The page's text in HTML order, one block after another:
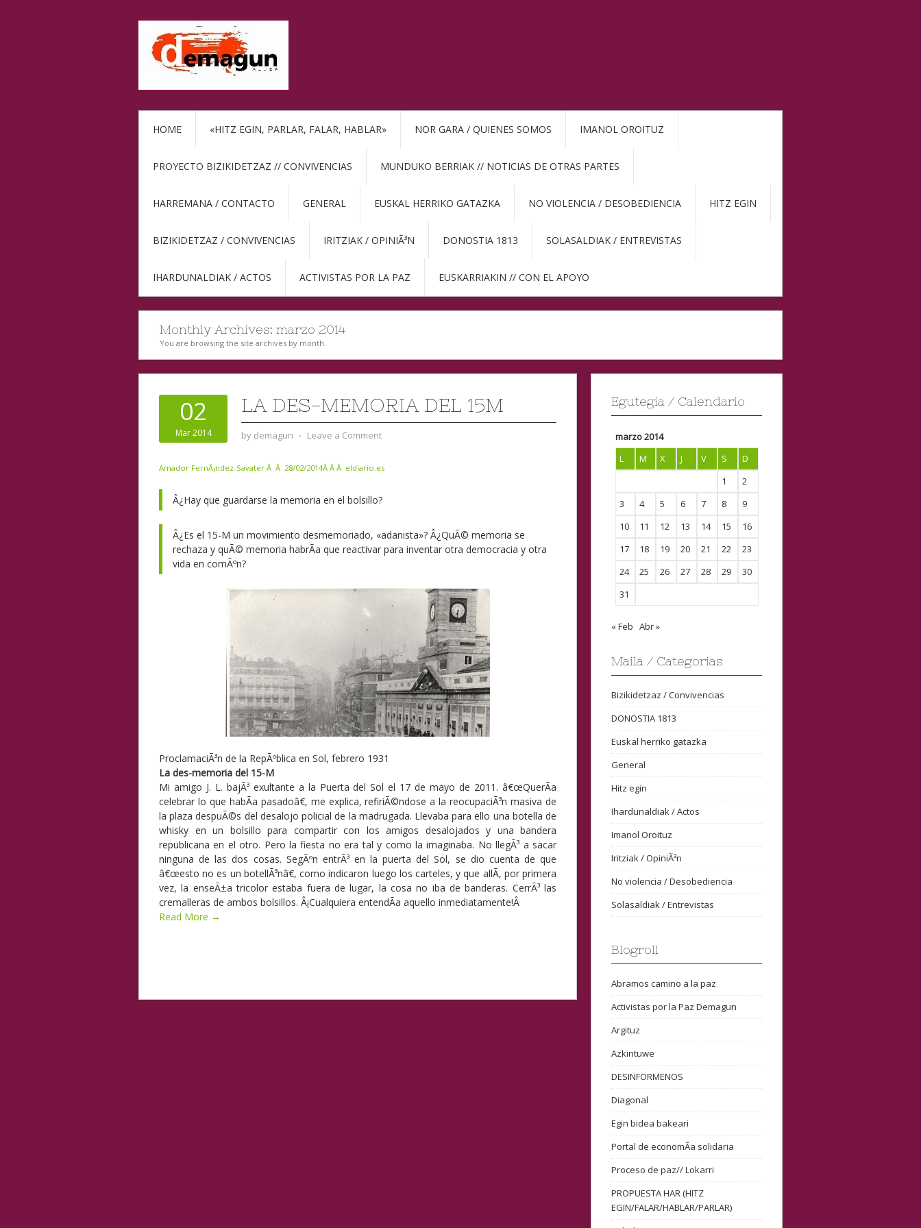
HOME «HITZ EGIN, PARLAR, FALAR, HABLAR» NOR GARA / QUIENES SOMOS IMANOL OROITUZ
PROYECTO BIZIKIDETZAZ // CONVIVENCIAS MUNDUKO BERRIAK // NOTICIAS DE OTRAS PARTES
HARREMANA / CONTACTO GENERAL EUSKAL HERRIKO GATAZKA NO VIOLENCIA / DESOBEDIENCIA HITZ EGIN
BIZIKIDETZAZ / CONVIVENCIAS IRITZIAK / OPINIÃ³N DONOSTIA 1813 SOLASALDIAK / ENTREVISTAS
IHARDUNALDIAK / ACTOS ACTIVISTAS POR LA PAZ EUSKARRIAKIN // CON EL APOYO
Monthly Archives: marzo 2014
You are browsing the site archives by month.
02
Mar 2014
LA DES-MEMORIA DEL 15M
by demagun ⋅ Leave a Comment
Amador FernÃ¡ndez-Savater Â Â 28/02/2014Â Â Â eldiario.es
Â¿Hay que guardarse la memoria en el bolsillo?
Â¿Es el 15-M un movimiento desmemoriado, «adanista»? Â¿QuÃ© memoria se
rechaza y quÃ© memoria habrÃ­a que reactivar para inventar otra democracia y otra
vida en comÃºn?
ProclamaciÃ³n de la RepÃºblica en Sol, febrero 1931
La des-memoria del 15-M
Mi amigo J. L. bajÃ³ exultante a la Puerta del Sol el 17 de mayo de 2011. â€œQuerÃ­a
celebrar lo que habÃ­a pasadoâ€, me explica, refiriÃ©ndose a la reocupaciÃ³n masiva de
la plaza despuÃ©s del desalojo policial de la madrugada. Llevaba para ello una botella de
whisky en un bolsillo para compartir con los amigos desalojados y una bandera
republicana en el otro. Pero la fiesta no era tal y como la imaginaba. No llegÃ³ a sacar
ninguna de las dos cosas. SegÃºn entrÃ³ en la puerta del Sol, se dio cuenta de que
â€œesto no es un botellÃ³nâ€, como indicaron luego los carteles, y que allÃ­, por primera
vez, la enseÃ±a tricolor estaba fuera de lugar, la cosa no iba de banderas. CerrÃ³ las
cremalleras de ambos bolsillos. Â¡Cualquiera entendÃ­a aquello inmediatamente!Â
Read More →
Egutegia / Calendario
marzo 2014
L
M X J V S
D
1
2
3
4 5 6 7 8
9
10
11 12 13 14 15
16
17
18 19 20 21 22
23
24
25 26 27 28 29
30
31
« Feb Abr »
Maila / Categorias
Bizikidetzaz / Convivencias
DONOSTIA 1813
Euskal herriko gatazka
General
Hitz egin
Ihardunaldiak / Actos
Imanol Oroituz
Iritziak / OpiniÃ³n
No violencia / Desobediencia
Solasaldiak / Entrevistas
Blogroll
Abramos camino a la paz
Activistas por la Paz Demagun
Argituz
Azkintuwe
DESINFORMENOS
Diagonal
Egin bidea bakeari
Portal de economÃ­a solidaria
Proceso de paz// Lokarri
PROPUESTA HAR (HITZ
EGIN/FALAR/HABLAR/PARLAR)